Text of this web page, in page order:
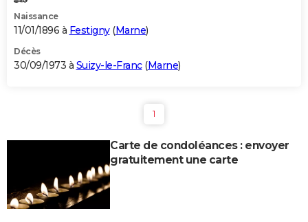
Naissance
11/01/1896 à Festigny(Marne)
Décès
30/09/1973 à Suizy-le-Franc(Marne)
1
Carte de condoléances : envoyer
gratuitement une carte